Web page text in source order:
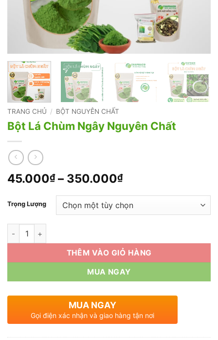
TRANG CHỦ / BỘT NGUYÊN CHẤT
Bột Lá Chùm Ngây Nguyên Chất
45.000₫ – 350.000₫Khoảng
từ
45.000₫
Trọng Lượng
Bột Lá Chùm Ngây Nguyên Chất số lượng
THÊM VÀO GIỎ HÀNG
MUA NGAY
MUA NGAY
Gọi điện xác nhận và giao hàng tận nơi